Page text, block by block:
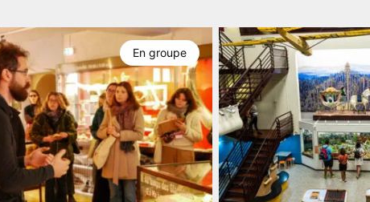
En groupe